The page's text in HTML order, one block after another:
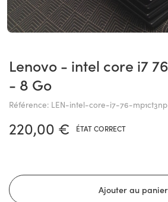
lenovo - intel core i7 7600u 2.80ghz
- 8 Go
Référence: LEN-intel-core-i7-76-mp1ct3np
220,00 € ÉTAT CORRECT